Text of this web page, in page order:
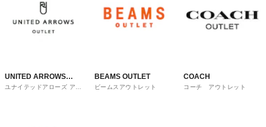
UNITED ARROWS
OUTLET
ユナイテッドアローズ アウ
BEAMS OUTLET
ビームスアウトレット
COACH
コーチ アウトレット